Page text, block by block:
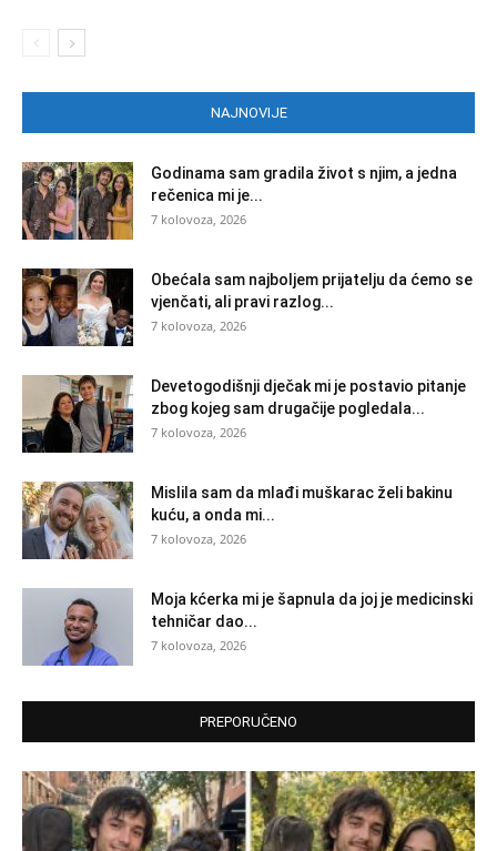
NAJNOVIJE
Godinama sam gradila život s njim, a jedna
rečenica mi je...
7 kolovoza, 2026
Obećala sam najboljem prijatelju da ćemo se
vjenčati, ali pravi razlog...
7 kolovoza, 2026
Devetogodišnji dječak mi je postavio pitanje
zbog kojeg sam drugačije pogledala...
7 kolovoza, 2026
Mislila sam da mlađi muškarac želi bakinu
kuću, a onda mi...
7 kolovoza, 2026
Moja kćerka mi je šapnula da joj je medicinski
tehničar dao...
7 kolovoza, 2026
PREPORUČENO